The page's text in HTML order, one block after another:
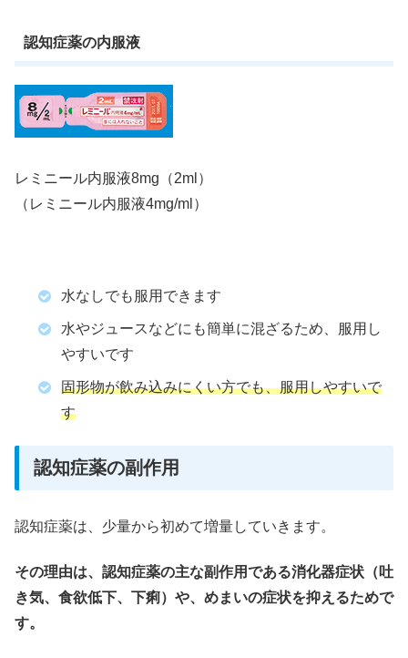
認知症薬の内服液
レミニール内服液8mg（2ml）
（レミニール内服液4mg/ml）
水なしでも服用できます
水やジュースなどにも簡単に混ざるため、服用し
やすいです
固形物が飲み込みにくい方でも、服用しやすいで
す
認知症薬の副作用
認知症薬は、少量から初めて増量していきます。
その理由は、認知症薬の主な副作用である消化器症状（吐
き気、食欲低下、下痢）や、めまいの症状を抑えるためで
す。